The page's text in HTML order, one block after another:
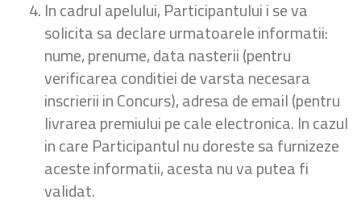
In cadrul apelului, Participantului i se va
solicita sa declare urmatoarele informatii:
nume, prenume, data nasterii (pentru
verificarea conditiei de varsta necesara
inscrierii in Concurs), adresa de email (pentru
livrarea premiului pe cale electronica. In cazul
in care Participantul nu doreste sa furnizeze
aceste informatii, acesta nu va putea fi
validat.